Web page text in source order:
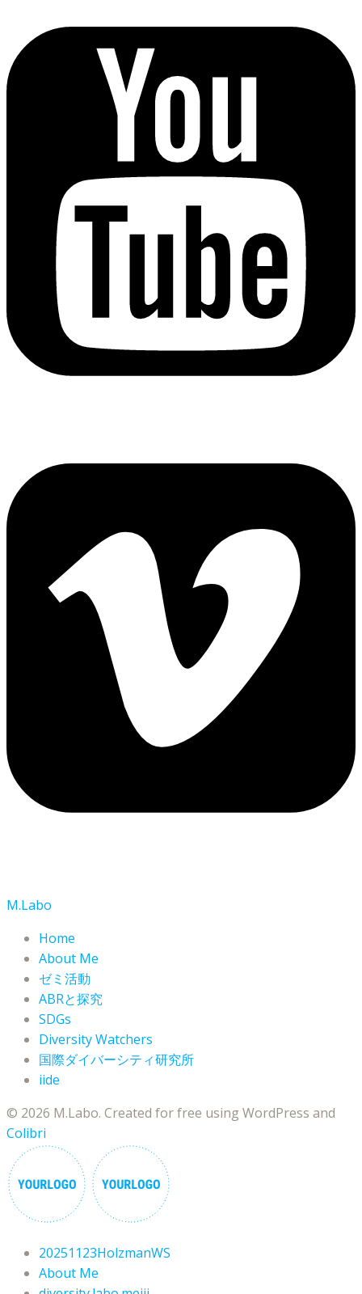
M.Labo
Home
About Me
ゼミ活動
ABRと探究
SDGs
Diversity Watchers
国際ダイバーシティ研究所
iide
© 2026 M.Labo. Created for free using WordPress and
Colibri
20251123HolzmanWS
About Me